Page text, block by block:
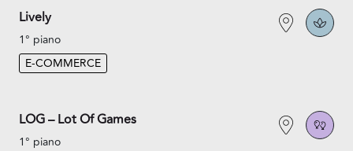
Lively
1° piano
E-COMMERCE
LOG – Lot Of Games
1° piano